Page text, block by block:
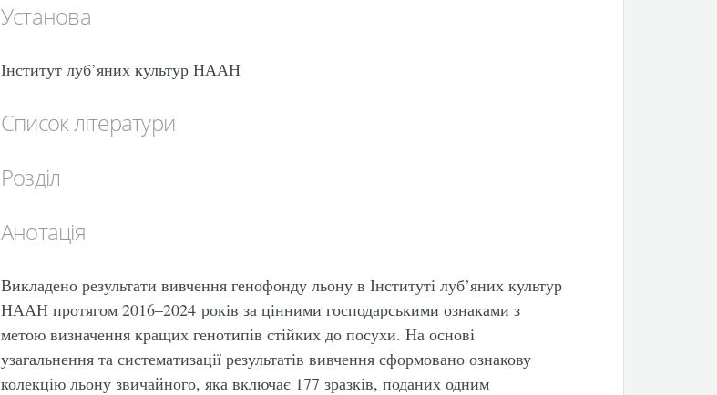
Установа
Інститут луб’яних культур НААН
Список літератури
Розділ
Анотація
Викладено результати вивчення генофонду льону в Інституті луб’яних культур
НААН протягом 2016–2024 років за цінними господарськими ознаками з
метою визначення кращих генотипів стійких до посухи. На основі
узагальнення та систематизації результатів вивчення сформовано ознакову
колекцію льону звичайного, яка включає 177 зразків, поданих одним